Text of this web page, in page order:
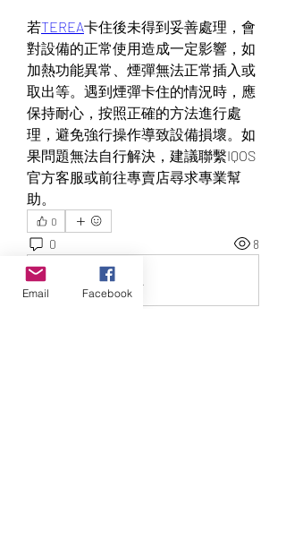
若TEREA卡住後未得到妥善處理，會
對設備的正常使用造成一定影響，如
加熱功能異常、煙彈無法正常插入或
取出等。遇到煙彈卡住的情況時，應
保持耐心，按照正確的方法進行處
理，避免強行操作導致設備損壞。如
果問題無法自行解決，建議聯繫IQOS
官方客服或前往專賣店尋求專業幫
助。
0
0 8
Write a comment...
Email Facebook